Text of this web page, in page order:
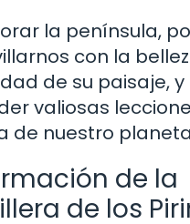
la península,
con la
de su paisaje,
valiosas
de nuestro
de la
de los